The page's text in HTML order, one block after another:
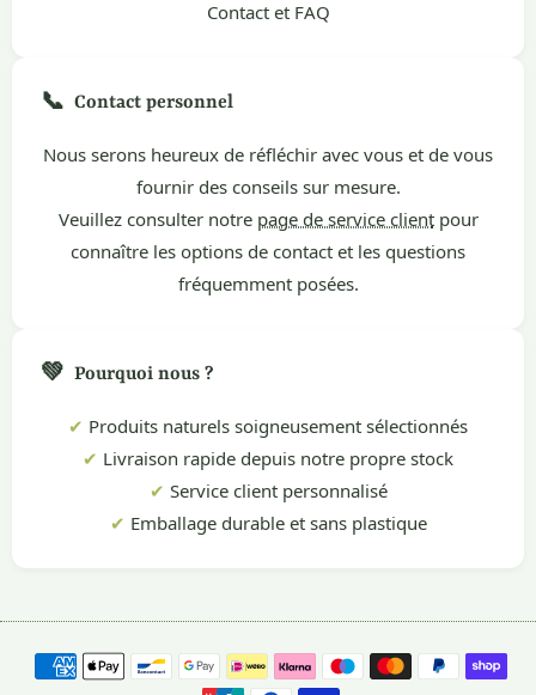
Contact et FAQ
📞 Contact personnel
Nous serons heureux de réfléchir avec vous et de vous
fournir des conseils sur mesure.
Veuillez consulter notre page de service clientpour
connaître les options de contact et les questions
fréquemment posées.
💚 Pourquoi nous ?
✔ Produits naturels soigneusement sélectionnés
✔ Livraison rapide depuis notre propre stock
✔ Service client personnalisé
✔ Emballage durable et sans plastique